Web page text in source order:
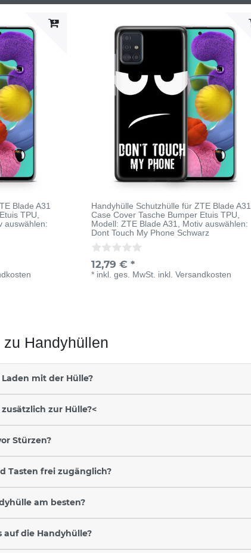
Blade A31
TPU,
auswählen:
Handyhülle Schutzhülle für ZTE Blade A31
Case Cover Tasche Bumper Etuis TPU,
Modell: ZTE Blade A31, Motiv auswählen:
Dont Touch My Phone Schwarz
12,79 € *
* inkl. ges. MwSt. inkl.Versandkosten
Handyhüllen
mit der Hülle?
zur Hülle?<
Stürzen?
Tasten frei zugänglich?
am besten?
auf die Handyhülle?